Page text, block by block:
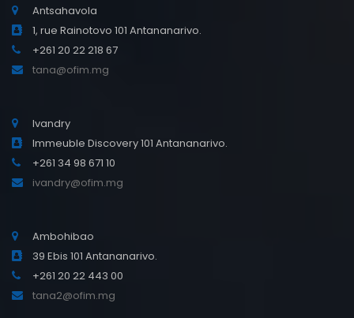
Antsahavola
1, rue Rainotovo 101 Antananarivo.
+261 20 22 218 67
tana@ofim.mg
Ivandry
Immeuble Discovery 101 Antananarivo.
+261 34 98 671 10
ivandry@ofim.mg
Ambohibao
39 Ebis 101 Antananarivo.
+261 20 22 443 00
tana2@ofim.mg